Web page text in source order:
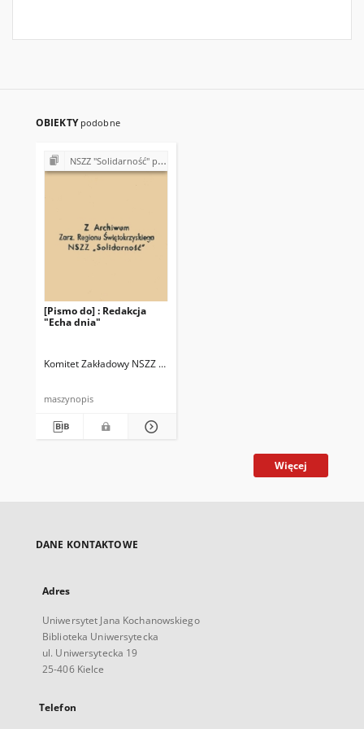
OBIEKTY podobne
NSZZ "Solidarność" przy Państwowym Gospodarstwie Rolnym w Przyłęczku
[Pismo do] : Redakcja
"Echa dnia"
Komitet Zakładowy NSZZ "Solidarność" przy PGR Przyłęczek
maszynopis
Więcej
DANE KONTAKTOWE
Adres
Uniwersytet Jana Kochanowskiego
Biblioteka Uniwersytecka
ul. Uniwersytecka 19
25-406 Kielce
Telefon